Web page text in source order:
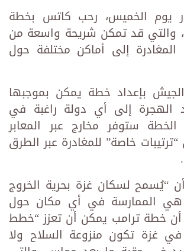
يوم الخميس، رحب كاتس بخطة
والتي قد تمكن شريحة واسعة من
إلى أماكن مختلفة حول
بإعداد خطة يمكن بموجبها
الهجرة إلى أي دولة راغبة في
الخطة ستوفر مخارج عبر المعابر
“ترتيبات خاصة” للمغادرة عبر الطرق
“يُسمح لسكان غزة بحرية الخروج
هي الممارسة في أي مكان حول
أن خطة ترامب يمكن أن تعزز “خطط
في غزة تكون منزوعة السلاح ولا